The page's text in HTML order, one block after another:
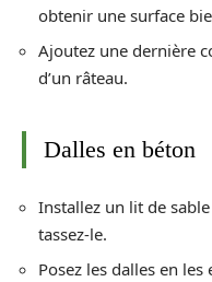
obtenir une surface
Ajoutez une dernière
d’un râteau.
Dalles en béton
Installez un lit de
tassez-le.
Posez les dalles en